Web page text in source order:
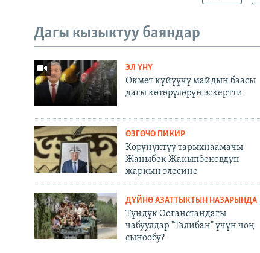
Дагы кызыктуу баяндар
ЭЛ ҮНҮ
Өкмөт күйүүчү майдын баасы
дагы көтөрүлөрүн эскертти
ӨЗГӨЧӨ ПИКИР
Көрүнүктүү тарыхнаамачы
Жаныбек Жакыпбековдун
жаркын элесине
ДҮЙНӨ АЗАТТЫКТЫН НАЗАРЫНДА
Түндүк Ооганстандагы
чабуулдар "Талибан" үчүн чоң
сынообу?